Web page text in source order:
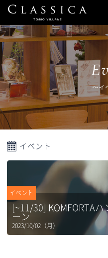
イベント
イベント
[~11/30] KOMFORTA
ーン
2023/10/02（月）